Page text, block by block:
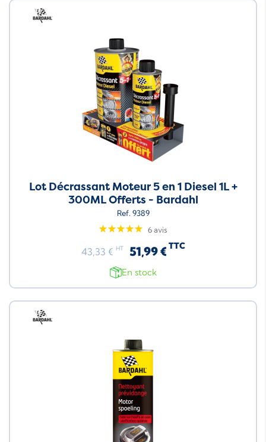
Neuf
Lot Décrassant Moteur 5 en 1 Diesel 1L +
300ML Offerts - Bardahl
Ref. 9389
6 avis
43,33 € HT 51,99 € TTC
En stock
Neuf